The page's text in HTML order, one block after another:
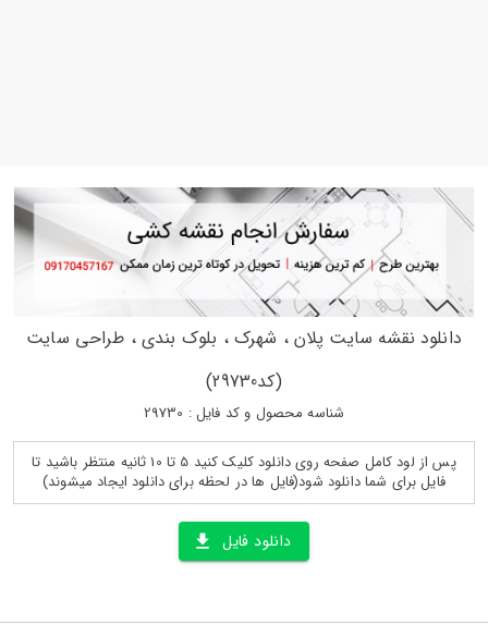
دانلود نقشه سایت پلان ، شهرک ، بلوک بندی ، طراحی سایت
(کد29730)
شناسه محصول و کد فایل : 29730
پس از لود کامل صفحه روی دانلود کلیک کنید 5 تا 10 ثانیه منتظر باشید تا
فایل برای شما دانلود شود(فایل ها در لحظه برای دانلود ایجاد میشوند)
دانلود فایل